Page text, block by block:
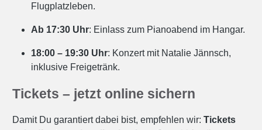
Flugplatzleben.
Ab 17:30 Uhr: Einlass zum Pianoabend im Hangar.
18:00 – 19:30 Uhr: Konzert mit Natalie Jännsch,
inklusive Freigetränk.
Tickets – jetzt online sichern
Damit Du garantiert dabei bist, empfehlen wir: Tickets